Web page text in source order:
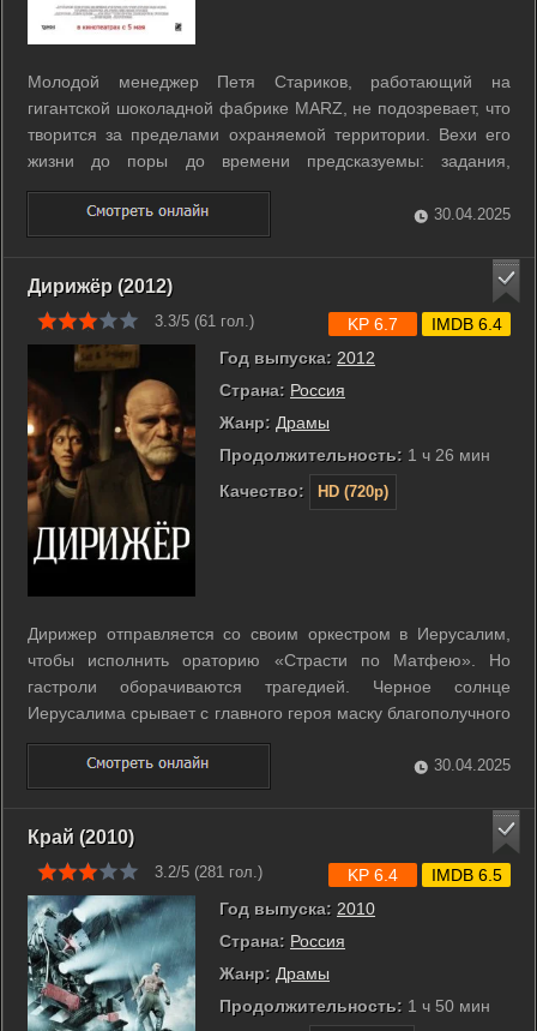
Молодой менеджер Петя Стариков, работающий на
гигантской шоколадной фабрике MARZ, не подозревает, что
творится за пределами охраняемой территории. Вехи его
жизни до поры до времени предсказуемы: задания,
поощрения, защиты проектов. Но вот на героя
обрушивается шквал неприятностей, удивительных
совпадений и удач. С угона машины – такой же, как у ...
30.04.2025
Дирижёр (2012)
3.3/5 (61 гол.)
Год выпуска: 2012
Страна: Россия
Жанр: Драмы
Продолжительность: 1 ч 26 мин
Качество:
HD (720p)
KP 6.7 IMDB 6.4
Дирижер отправляется со своим оркестром в Иерусалим,
чтобы исполнить ораторию «Страсти по Матфею». Но
гастроли оборачиваются трагедией. Черное солнце
Иерусалима срывает с главного героя маску благополучного
художника, заставляет увидеть себя в беспощадной наготе
эгоизма и жестокости. Иногда за 3 дня человек может
полностью переоценить и ...
30.04.2025
Край (2010)
3.2/5 (281 гол.)
Год выпуска: 2010
Страна: Россия
Жанр: Драмы
Продолжительность: 1 ч 50 мин
KP 6.4 IMDB 6.5